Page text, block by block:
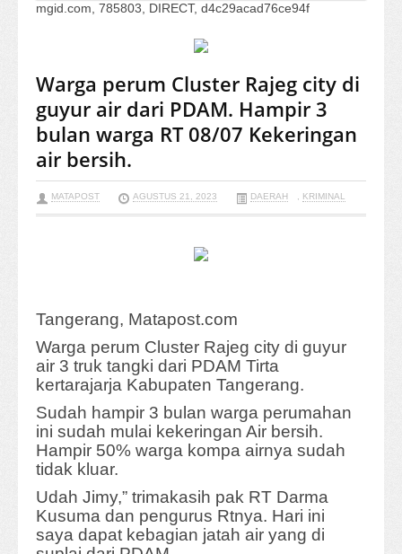
mgid.com, 785803, DIRECT, d4c29acad76ce94f
Warga perum Cluster Rajeg city di
guyur air dari PDAM. Hampir 3
bulan warga RT 08/07 Kekeringan
air bersih.
MATAPOST AGUSTUS 21, 2023 DAERAH , KRIMINAL
Tangerang, Matapost.com
Warga perum Cluster Rajeg city di guyur
air 3 truk tangki dari PDAM Tirta
kertarajarja Kabupaten Tangerang.
Sudah hampir 3 bulan warga perumahan
ini sudah mulai kekeringan Air bersih.
Hampir 50% warga kompa airnya sudah
tidak kluar.
Udah Jimy,” trimakasih pak RT Darma
Kusuma dan pengurus Rtnya. Hari ini
saya dapat kebagian jatah air yang di